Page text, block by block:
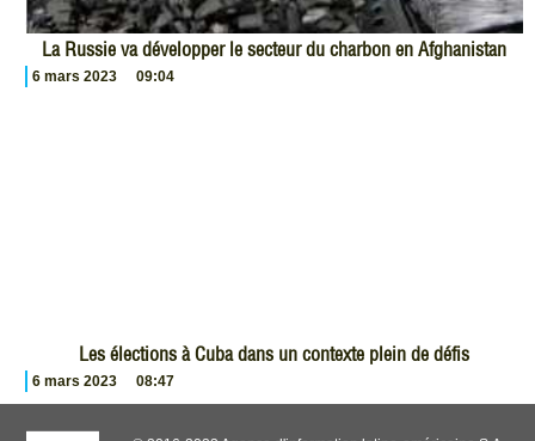
La Russie va développer le secteur du charbon en Afghanistan
6 mars 2023 09:04
Les élections à Cuba dans un contexte plein de défis
6 mars 2023 08:47